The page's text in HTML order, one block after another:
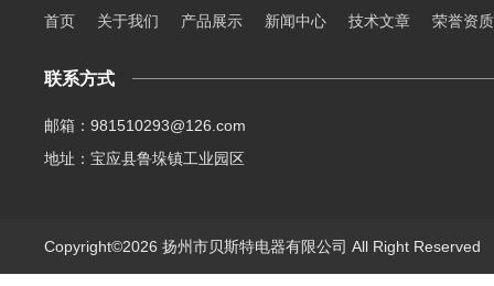
首页 关于我们 产品展示 新闻中心 技术文章 荣誉资质
联系方式
邮箱：981510293@126.com
地址：宝应县鲁垛镇工业园区
Copyright©2026 扬州市贝斯特电器有限公司 All Right